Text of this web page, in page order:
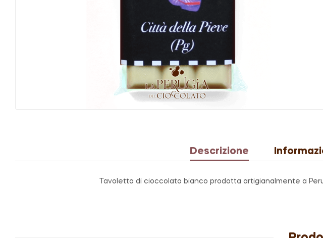
Descrizione
Tavoletta di cioccolato bianco prodotta artigianalmente a